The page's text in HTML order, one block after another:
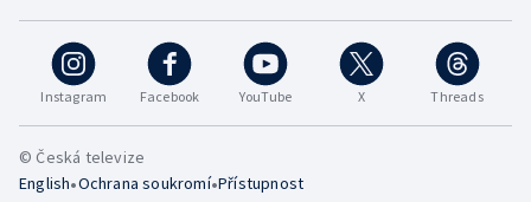
Instagram Facebook YouTube X Threads
© Česká televize
English•Ochrana soukromí•Přístupnost